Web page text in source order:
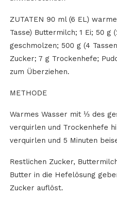
ZUTATEN 90 ml (6 EL)
Tasse) Buttermilch; 1 Ei; 50 g
geschmolzen; 500 g (4
Zucker; 7 g Trockenhefe;
zum Überziehen.
METHODE
Warmes Wasser mit ⅓ des
verquirlen und Trockenhefe
verquirlen und 5 Minuten
Restlichen Zucker,
Butter in die Hefelösung
Zucker auflöst.